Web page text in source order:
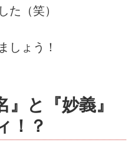
た（笑）
しょう！
と『妙義』
！？